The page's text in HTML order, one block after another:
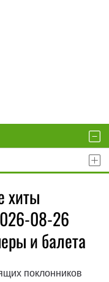
хиты
08-26
и балета
поклонников